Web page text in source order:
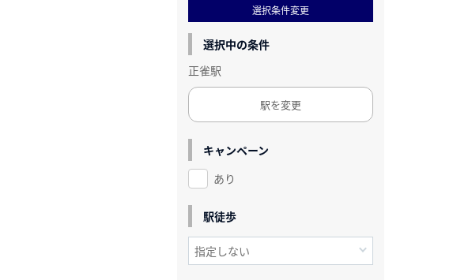
選択条件変更
選択中の条件
正雀駅
駅を変更
キャンペーン
あり
駅徒歩